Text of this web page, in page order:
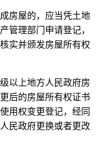
房屋的，应当凭土地
管理部门申请登记，
实并颁发房屋所有权
以上地方人民政府房
后的房屋所有权证书
用权变更登记，经同
民政府更换或者更改